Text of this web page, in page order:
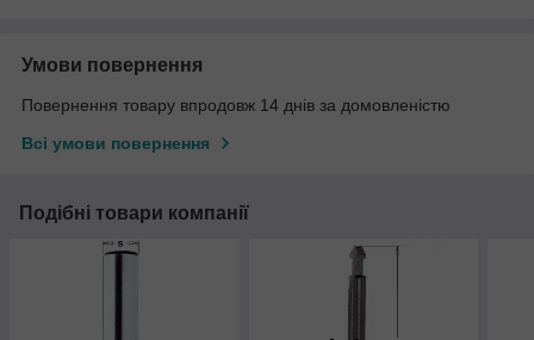
Умови повернення
Повернення товару впродовж 14 днів за домовленістю
Всі умови повернення
Подібні товари компанії